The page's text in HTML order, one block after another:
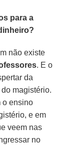
para a
não existe
. E o
da
magistério.
o ensino
e em
veem nas
no